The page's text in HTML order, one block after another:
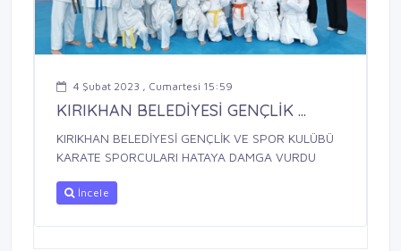
4 Şubat 2023 , Cumartesi 15:59
KIRIKHAN BELEDİYESİ GENÇLİK ...
KIRIKHAN BELEDİYESİ GENÇLİK VE SPOR KULÜBÜ
KARATE SPORCULARI HATAYA DAMGA VURDU
İncele